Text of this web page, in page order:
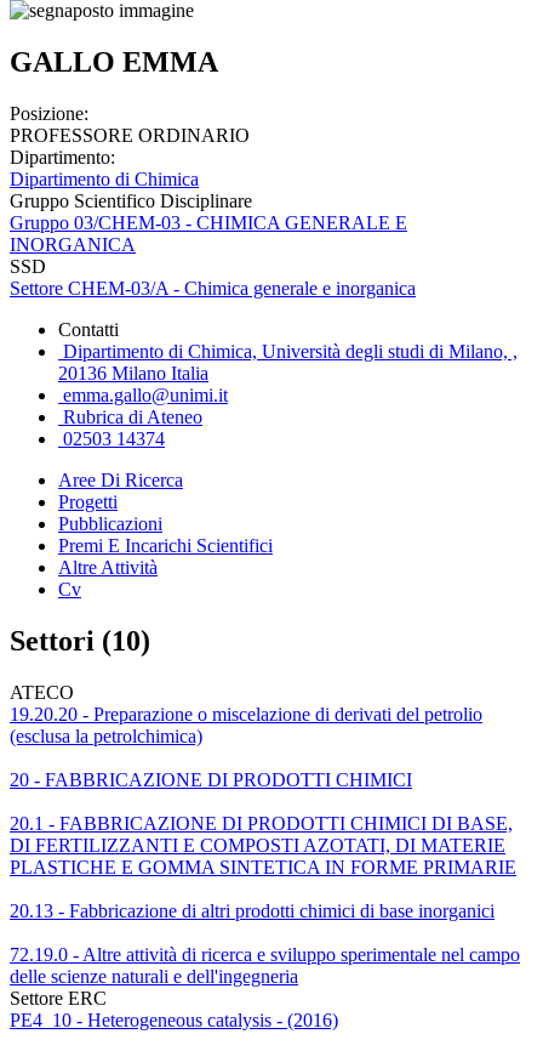
GALLO EMMA
Posizione:
PROFESSORE ORDINARIO
Dipartimento:
Dipartimento di Chimica
Gruppo Scientifico Disciplinare
Gruppo 03/CHEM-03 - CHIMICA GENERALE E
INORGANICA
SSD
Settore CHEM-03/A - Chimica generale e inorganica
Contatti
Dipartimento di Chimica, Università degli studi di Milano, ,
20136 Milano Italia
emma.gallo@unimi.it
Rubrica di Ateneo
02503 14374
Aree Di Ricerca
Progetti
Pubblicazioni
Premi E Incarichi Scientifici
Altre Attività
Cv
Settori (10)
ATECO
19.20.20 - Preparazione o miscelazione di derivati del petrolio
(esclusa la petrolchimica)
20 - FABBRICAZIONE DI PRODOTTI CHIMICI
20.1 - FABBRICAZIONE DI PRODOTTI CHIMICI DI BASE,
DI FERTILIZZANTI E COMPOSTI AZOTATI, DI MATERIE
PLASTICHE E GOMMA SINTETICA IN FORME PRIMARIE
20.13 - Fabbricazione di altri prodotti chimici di base inorganici
72.19.0 - Altre attività di ricerca e sviluppo sperimentale nel campo
delle scienze naturali e dell'ingegneria
Settore ERC
PE4_10 - Heterogeneous catalysis - (2016)